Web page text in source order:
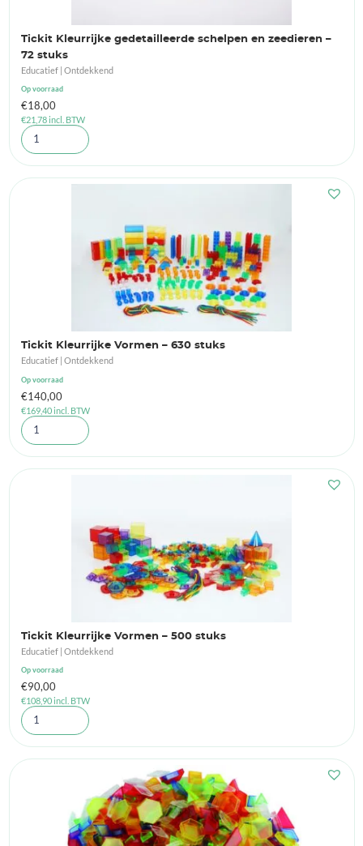
Tickit Kleurrijke gedetailleerde schelpen en zeedieren –
72 stuks
Educatief | Ontdekkend
Op voorraad
€18,00
€21,78incl. BTW
Tickit Kleurrijke Vormen – 630 stuks
Educatief | Ontdekkend
Op voorraad
€140,00
€169,40incl. BTW
Tickit Kleurrijke Vormen – 500 stuks
Educatief | Ontdekkend
Op voorraad
€90,00
€108,90incl. BTW